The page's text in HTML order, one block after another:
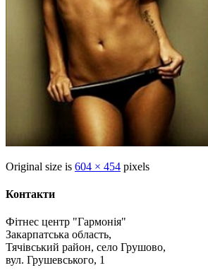
Original size is 604 × 454 pixels
Контакти
Фітнес центр "Гармонія"
Закарпатська область,
Тячівський район, село Грушово,
вул. Грушевського, 1